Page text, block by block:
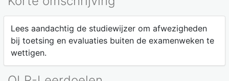
Lees aandachtig de studiewijzer om afwezigheden
bij toetsing en evaluaties buiten de examenweken te
wettigen.